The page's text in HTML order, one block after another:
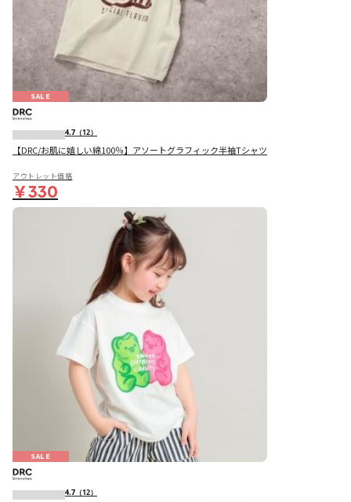
SALE
4.7 （12）
【DRC/お肌に嬉しい綿100％】アソートグラフィック半袖Tシャツ
アウトレット価格
￥330
SALE
4.7 （12）